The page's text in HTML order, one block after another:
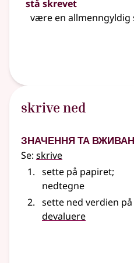
stå skrevet
være en allmenngyldig
skrive ned
Значення та
Se: skrive
sette på papiret;
nedtegne
sette ned verdien
devaluere